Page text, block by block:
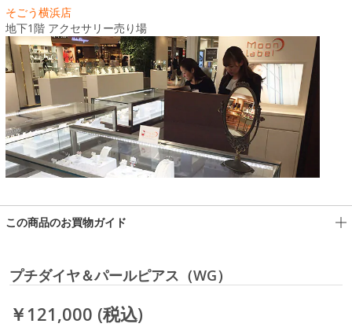
そごう横浜店
地下1階 アクセサリー売り場
この商品のお買物ガイド
プチダイヤ＆パールピアス（WG）
￥121,000 (税込)